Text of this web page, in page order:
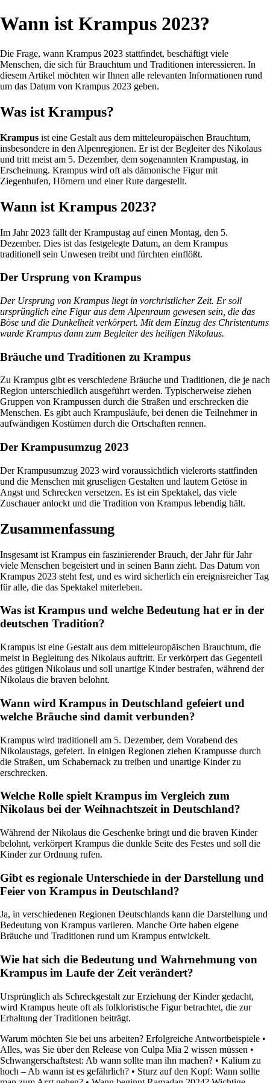
Wann ist Krampus 2023?
Die Frage, wann Krampus 2023 stattfindet, beschäftigt viele
Menschen, die sich für Brauchtum und Traditionen interessieren. In
diesem Artikel möchten wir Ihnen alle relevanten Informationen rund
um das Datum von Krampus 2023 geben.
Was ist Krampus?
Krampus ist eine Gestalt aus dem mitteleuropäischen Brauchtum,
insbesondere in den Alpenregionen. Er ist der Begleiter des Nikolaus
und tritt meist am 5. Dezember, dem sogenannten Krampustag, in
Erscheinung. Krampus wird oft als dämonische Figur mit
Ziegenhufen, Hörnern und einer Rute dargestellt.
Wann ist Krampus 2023?
Im Jahr 2023 fällt der Krampustag auf einen Montag, den 5.
Dezember. Dies ist das festgelegte Datum, an dem Krampus
traditionell sein Unwesen treibt und fürchten einflößt.
Der Ursprung von Krampus
Der Ursprung von Krampus liegt in vorchristlicher Zeit. Er soll
ursprünglich eine Figur aus dem Alpenraum gewesen sein, die das
Böse und die Dunkelheit verkörpert. Mit dem Einzug des Christentums
wurde Krampus dann zum Begleiter des heiligen Nikolaus.
Bräuche und Traditionen zu Krampus
Zu Krampus gibt es verschiedene Bräuche und Traditionen, die je nach
Region unterschiedlich ausgeführt werden. Typischerweise ziehen
Gruppen von Krampussen durch die Straßen und erschrecken die
Menschen. Es gibt auch Krampusläufe, bei denen die Teilnehmer in
aufwändigen Kostümen durch die Ortschaften rennen.
Der Krampusumzug 2023
Der Krampusumzug 2023 wird voraussichtlich vielerorts stattfinden
und die Menschen mit gruseligen Gestalten und lautem Getöse in
Angst und Schrecken versetzen. Es ist ein Spektakel, das viele
Zuschauer anlockt und die Tradition von Krampus lebendig hält.
Zusammenfassung
Insgesamt ist Krampus ein faszinierender Brauch, der Jahr für Jahr
viele Menschen begeistert und in seinen Bann zieht. Das Datum von
Krampus 2023 steht fest, und es wird sicherlich ein ereignisreicher Tag
für alle, die das Spektakel miterleben.
Was ist Krampus und welche Bedeutung hat er in der
deutschen Tradition?
Krampus ist eine Gestalt aus dem mitteleuropäischen Brauchtum, die
meist in Begleitung des Nikolaus auftritt. Er verkörpert das Gegenteil
des gütigen Nikolaus und soll unartige Kinder bestrafen, während der
Nikolaus die braven belohnt.
Wann wird Krampus in Deutschland gefeiert und
welche Bräuche sind damit verbunden?
Krampus wird traditionell am 5. Dezember, dem Vorabend des
Nikolaustags, gefeiert. In einigen Regionen ziehen Krampusse durch
die Straßen, um Schabernack zu treiben und unartige Kinder zu
erschrecken.
Welche Rolle spielt Krampus im Vergleich zum
Nikolaus bei der Weihnachtszeit in Deutschland?
Während der Nikolaus die Geschenke bringt und die braven Kinder
belohnt, verkörpert Krampus die dunkle Seite des Festes und soll die
Kinder zur Ordnung rufen.
Gibt es regionale Unterschiede in der Darstellung und
Feier von Krampus in Deutschland?
Ja, in verschiedenen Regionen Deutschlands kann die Darstellung und
Bedeutung von Krampus variieren. Manche Orte haben eigene
Bräuche und Traditionen rund um Krampus entwickelt.
Wie hat sich die Bedeutung und Wahrnehmung von
Krampus im Laufe der Zeit verändert?
Ursprünglich als Schreckgestalt zur Erziehung der Kinder gedacht,
wird Krampus heute oft als folkloristische Figur betrachtet, die zur
Erhaltung der Traditionen beiträgt.
Warum möchten Sie bei uns arbeiten? Erfolgreiche Antwortbeispiele •
Alles, was Sie über den Release von Culpa Mia 2 wissen müssen •
Schwangerschaftstest: Ab wann sollte man ihn machen? • Kalium zu
hoch – Ab wann ist es gefährlich? • Sturz auf den Kopf: Wann sollte